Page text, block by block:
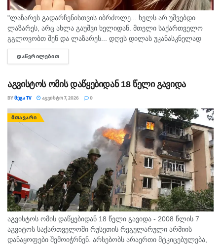
"ლაზარეს გადარჩენისთვის იბრძოლე... ხელს არ უშვებდი
ლაზარეს, არც ახლა გაუშვი ხელიდან. მთელი საქართველო
გგლოვობთ შენ და ლაზარეს... დღეს დილას უკანასკნელად
მომესალმე, თურმე. ისღა დაგვრჩა ნუგეშად, შენი თავი
გვაპოვნინო..." - 6...
ᲓᲐᲬᲕᲠᲘᲚᲔᲑᲘᲗ
აგვისტოს ომის დაწყებიდან 18 წელი გავიდა
BYᲛᲔᲒᲐ TV ᲐᲒᲕᲘᲡᲢᲝ 7, 2026 0
ᲛᲗᲐᲕᲐᲠᲘ
აგვისტოს ომის დაწყებიდან 18 წელი გავიდა - 2008 წლის 7
აგვიტოს საქართველოში რუსეთის რეგულარული არმიის
დანაყოფები შემოიჭრნენ. არსებობს არაერთი მტკიცებულება,